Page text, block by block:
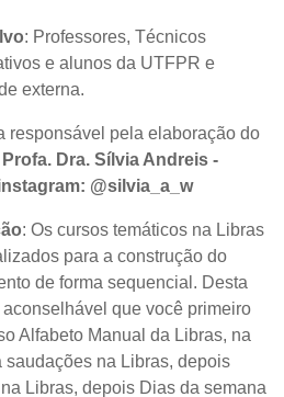
: Professores, Técnicos
e alunos da UTFPR e
externa.
responsável pela elaboração do
Profa. Dra. Sílvia Andreis -
@silvia_a_w
: Os cursos temáticos na Libras
para a construção do
de forma sequencial. Desta
aconselhável que você primeiro
Alfabeto Manual da Libras, na
saudações na Libras, depois
Libras, depois Dias da semana